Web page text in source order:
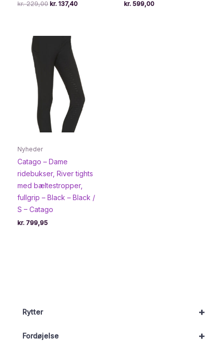
+
Rytter
+
Fordøjelse
kr.229,00 Den
kr. 229,00.
kr. 137,40Den
kr. 599,00
Nyheder
Catago – Dame
ridebukser, River tights
med bæltestropper,
fullgrip – Black – Black /
S – Catago
kr. 799,95